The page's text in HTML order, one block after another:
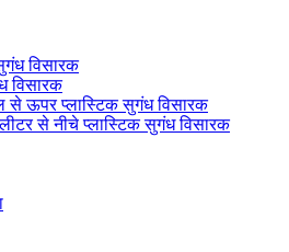
विसारक
विसारक
से ऊपर प्लास्टिक सुगंध विसारक
से नीचे प्लास्टिक सुगंध विसारक